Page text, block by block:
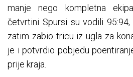
manje nego kompletna
četvrtini Spursi su vodili
zatim zabio tricu iz ugla za
je i potvrdio pobjedu
prije kraja.